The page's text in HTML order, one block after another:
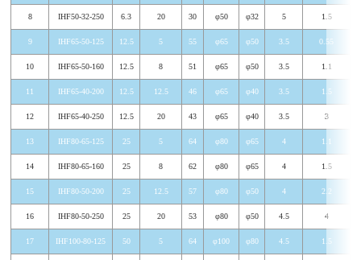
8 IHF50-32-250 6.3 20 30 φ50 φ32 5 1.5
9 IHF65-50-125 12.5 5 55 φ65 φ50 3.5 0.55
10 IHF65-50-160 12.5 8 51 φ65 φ50 3.5 1.1
11 IHF65-40-200 12.5 12.5 46 φ65 φ40 3.5 1.5
12 IHF65-40-250 12.5 20 43 φ65 φ40 3.5 3
13 IHF80-65-125 25 5 64 φ80 φ65 4 1.1
14 IHF80-65-160 25 8 62 φ80 φ65 4 1.5
15 IHF80-50-200 25 12.5 57 φ80 φ50 4 2.2
16 IHF80-50-250 25 20 53 φ80 φ50 4.5 4
17 IHF100-80-125 50 5 64 φ100 φ80 4.5 1.5